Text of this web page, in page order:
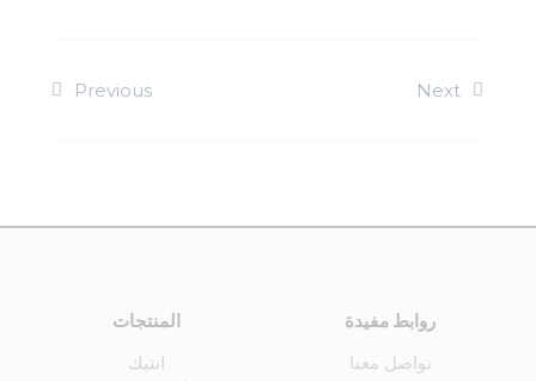
Previous Next
المنتجات
انتيك
روابط مفيدة
تواصل معنا